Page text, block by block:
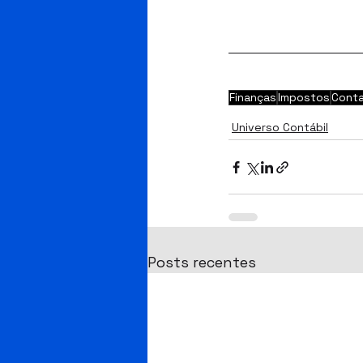
FinançasImpostos
Universo Contábil
Posts recentes